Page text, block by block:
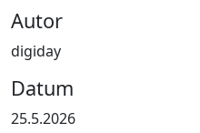
Autor
digiday
Datum
25.5.2026